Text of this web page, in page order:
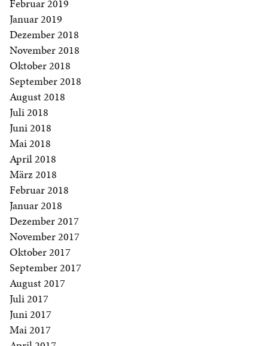
Februar 2019
Januar 2019
Dezember 2018
November 2018
Oktober 2018
September 2018
August 2018
Juli 2018
Juni 2018
Mai 2018
April 2018
März 2018
Februar 2018
Januar 2018
Dezember 2017
November 2017
Oktober 2017
September 2017
August 2017
Juli 2017
Juni 2017
Mai 2017